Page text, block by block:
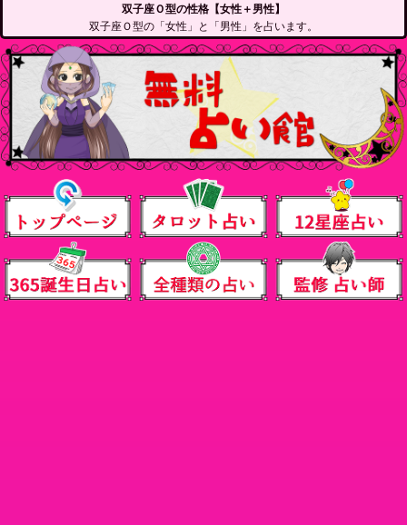
双子座Ｏ型の性格【女性＋男性】
双子座Ｏ型の「女性」と「男性」を占います。